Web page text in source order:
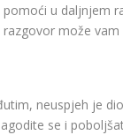
u daljnjem
može
neuspjeh je
se i